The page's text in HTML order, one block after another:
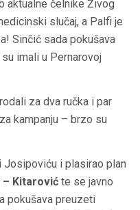
aktualne čelnike Živog
slučaj, a Palfi je
Sinčić sada pokušava
imali u Pernarovoj
za dva ručka i par
kampanju – brzo su
Josipoviću i plasirao plan
– Kitarović te se javno
pokušava preuzeti